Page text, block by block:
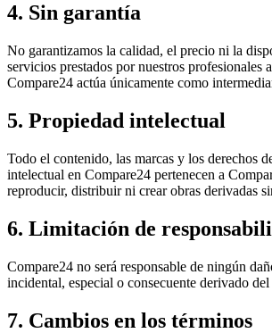
4. Sin garantía
No garantizamos la calidad, el precio ni la
servicios prestados por nuestros profesionales
Compare24 actúa únicamente como
5. Propiedad intelectual
Todo el contenido, las marcas y los derechos
intelectual en Compare24 pertenecen a
reproducir, distribuir ni crear obras derivadas
6. Limitación de
Compare24 no será responsable de ningún
incidental, especial o consecuente derivado
7. Cambios en los términos